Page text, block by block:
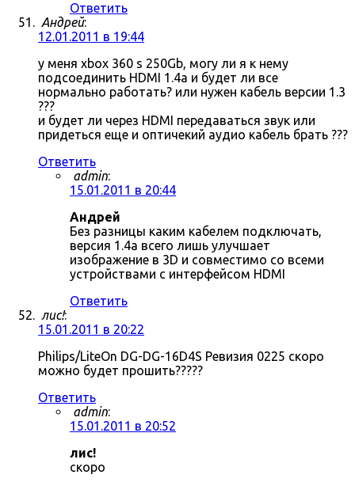
Ответить
Андрей:
12.01.2011 в 19:44
у меня xbox 360 s 250Gb, могу ли я к нему
подсоединить HDMI 1.4a и будет ли все
нормально работать? или нужен кабель версии 1.3
???
и будет ли через HDMI передаваться звук или
придеться еще и оптичекий аудио кабель брать ???
Ответить
admin:
15.01.2011 в 20:44
Андрей
Без разницы каким кабелем подключать,
версия 1.4a всего лишь улучшает
изображение в 3D и совместимо со всеми
устройствами с интерфейсом HDMI
Ответить
лис!:
15.01.2011 в 20:22
Philips/LiteOn DG-DG-16D4S Ревизия 0225 скоро
можно будет прошить?????
Ответить
admin:
15.01.2011 в 20:52
лис!
скоро